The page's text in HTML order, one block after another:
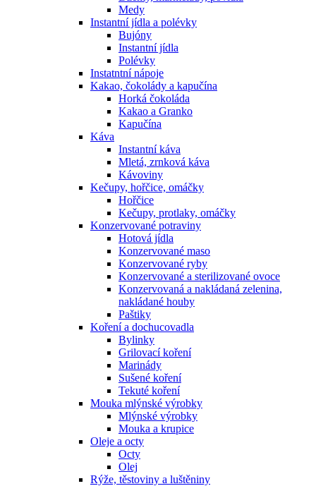
Medy
Instantní jídla a polévky
Bujóny
Instantní jídla
Polévky
Instatntní nápoje
Kakao, čokolády a kapučína
Horká čokoláda
Kakao a Granko
Kapučína
Káva
Instantní káva
Mletá, zrnková káva
Kávoviny
Kečupy, hořčice, omáčky
Hořčice
Kečupy, protlaky, omáčky
Konzervované potraviny
Hotová jídla
Konzervované maso
Konzervované ryby
Konzervované a sterilizované ovoce
Konzervovaná a nakládaná zelenina,
nakládané houby
Paštiky
Koření a dochucovadla
Bylinky
Grilovací koření
Marinády
Sušené koření
Tekuté koření
Mouka mlýnské výrobky
Mlýnské výrobky
Mouka a krupice
Oleje a octy
Octy
Olej
Rýže, těstoviny a luštěniny